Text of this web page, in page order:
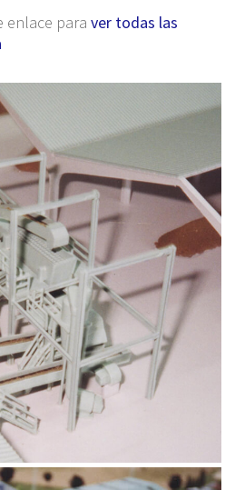
enlace para ver todas las